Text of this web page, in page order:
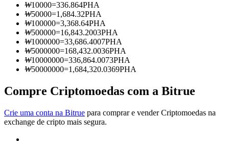
Informação
Análise de big data, incluindo informações comerciais, etc.
₩10000=336.864PHA
₩50000=1,684.32PHA
₩100000=3,368.64PHA
₩500000=16,843.2003PHA
₩1000000=33,686.4007PHA
₩5000000=168,432.0036PHA
₩10000000=336,864.0073PHA
₩50000000=1,684,320.0369PHA
Compre Criptomoedas com a Bitrue
Crie uma conta na Bitrue para comprar e vender Criptomoedas na
exchange de cripto mais segura.